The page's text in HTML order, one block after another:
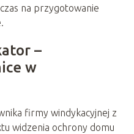
na przygotowanie
–
w
firmy windykacyjnej z
widzenia ochrony domu